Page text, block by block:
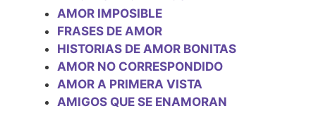
AMOR IMPOSIBLE
FRASES DE AMOR
HISTORIAS DE AMOR BONITAS
AMOR NO CORRESPONDIDO
AMOR A PRIMERA VISTA
AMIGOS QUE SE ENAMORAN